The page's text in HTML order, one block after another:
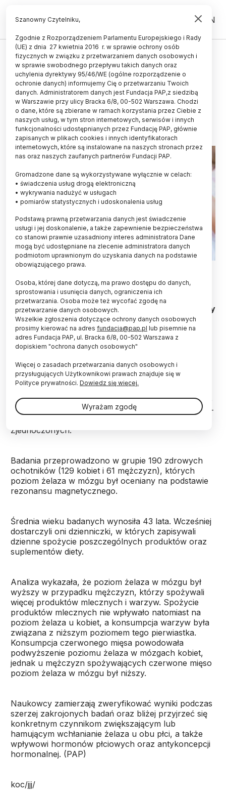
PL EN
Dieta inaczej wpływa na poziom
żelaza w mózgu kobiety i
mężczyzny
27.01.2015
aktualizacja: 27.01.2015
1 minuta czytania
Fot. Fotolia
Sposób odżywiania ma wpływ na stężenie żelaza
w mózgu, jednak inny w przypadku kobiet i
mężczyzn - informuje "Journal of the Neurobiology
of Aging".
Wysokie stężenie żelaza w mózgu wpływa na
ryzykiem chorób neurologicznych, takich jak
stwardnienie rozsiane, choroba Parkinsona czy
Alzheimera. U zdrowych osób poziom ten wzrasta
wraz z wiekiem. Nie było jednak jasne, w jaki sposób
wpływają na to czynniki środowiskowe, w tym dieta -
Zjednoczonych.
Badania przeprowadzono w grupie 190 zdrowych
ochotników (129 kobiet i 61 mężczyzn), których
poziom żelaza w mózgu był oceniany na podstawie
rezonansu magnetycznego.
Średnia wieku badanych wynosiła 43 lata. Wcześniej
dostarczyli oni dzienniczki, w których zapisywali
dzienne spożycie poszczególnych produktów oraz
suplementów diety.
Analiza wykazała, że poziom żelaza w mózgu był
wyższy w przypadku mężczyzn, którzy spożywali
więcej produktów mlecznych i warzyw. Spożycie
produktów mlecznych nie wpływało natomiast na
poziom żelaza u kobiet, a konsumpcja warzyw była
związana z niższym poziomem tego pierwiastka.
Konsumpcja czerwonego mięsa powodowała
podwyższenie poziomu żelaza w mózgach kobiet,
jednak u mężczyzn spożywających czerwone mięso
poziom żelaza w mózgu był niższy.
Naukowcy zamierzają zweryfikować wyniki podczas
szerzej zakrojonych badań oraz bliżej przyjrzeć się
konkretnym czynnikom zwiększającym lub
hamującym wchłanianie żelaza u obu płci, a także
wpływowi hormonów płciowych oraz antykoncepcji
hormonalnej. (PAP)
koc/jjj/
Szanowny Czytelniku,
Zgodnie z Rozporządzeniem Parlamentu Europejskiego i Rady
(UE) z dnia 27 kwietnia 2016 r. w sprawie ochrony osób
fizycznych w związku z przetwarzaniem danych osobowych i
w sprawie swobodnego przepływu takich danych oraz
uchylenia dyrektywy 95/46/WE (ogólne rozporządzenie o
ochronie danych) informujemy Cię o przetwarzaniu Twoich
danych. Administratorem danych jest Fundacja PAP,z siedzibą
w Warszawie przy ulicy Bracka 6/8, 00-502 Warszawa. Chodzi
o dane, które są zbierane w ramach korzystania przez Ciebie z
naszych usług, w tym stron internetowych, serwisów i innych
funkcjonalności udostępnianych przez Fundację PAP, głównie
zapisanych w plikach cookies i innych identyfikatorach
internetowych, które są instalowane na naszych stronach przez
nas oraz naszych zaufanych partnerów Fundacji PAP.
Gromadzone dane są wykorzystywane wyłącznie w celach:
• świadczenia usług drogą elektroniczną
• wykrywania nadużyć w usługach
• pomiarów statystycznych i udoskonalenia usług
Podstawą prawną przetwarzania danych jest świadczenie
usługi i jej doskonalenie, a także zapewnienie bezpieczeństwa
co stanowi prawnie uzasadniony interes administratora Dane
mogą być udostępniane na zlecenie administratora danych
podmiotom uprawnionym do uzyskania danych na podstawie
obowiązującego prawa.
Osoba, której dane dotyczą, ma prawo dostępu do danych,
sprostowania i usunięcia danych, ograniczenia ich
przetwarzania. Osoba może też wycofać zgodę na
przetwarzanie danych osobowych.
Wszelkie zgłoszenia dotyczące ochrony danych osobowych
prosimy kierować na adres fundacja@pap.pl lub pisemnie na
adres Fundacja PAP, ul. Bracka 6/8, 00-502 Warszawa z
dopiskiem "ochrona danych osobowych"
Więcej o zasadach przetwarzania danych osobowych i
przysługujących Użytkownikowi prawach znajduje się w
Polityce prywatności. Dowiedz się więcej.
Wyrażam zgodę